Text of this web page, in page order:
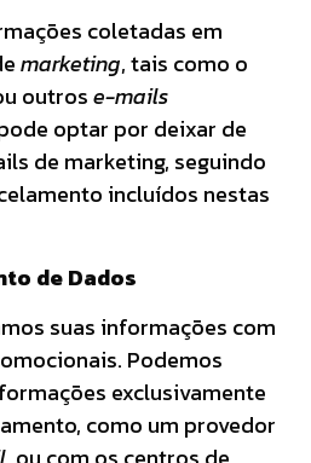
coletadas em
marketing, tais como o
outrose-mails
optar por deixar de
de marketing, seguindo
incluídos nestas
de Dados
suas informações com
Podemos
exclusivamente
como um provedor